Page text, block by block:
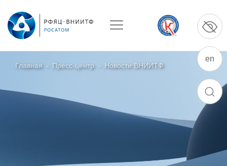
О ПРЕДПРИЯТИИ
О РФЯЦ – ВНИИТФ
ПОИСК
Главная - Пресс-центр - Новости ВНИИТФ
en